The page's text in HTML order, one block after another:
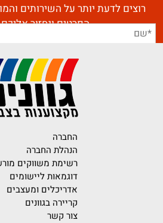
רוצים לדעת יותר על השירותים
הפרטים ונחזור
החברה
הנהלת החברה
רשימת משווקים
דוגמאות ליישומים
אדריכלים ומעצבים
קריירה בגוונים
צור קשר